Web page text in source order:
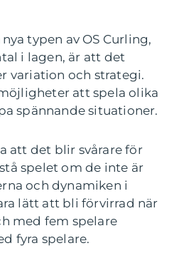
typen av OS Curling,
i lagen, är att det
variation och strategi.
att spela olika
spännande situationer.
att det blir svårare för
spelet om de inte är
och dynamiken i
lätt att bli förvirrad när
med fem spelare
fyra spelare.